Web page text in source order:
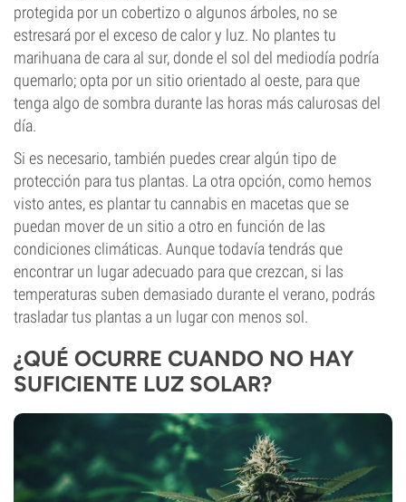
protegida por un cobertizo o algunos árboles, no se
estresará por el exceso de calor y luz. No plantes tu
marihuana de cara al sur, donde el sol del mediodía podría
quemarlo; opta por un sitio orientado al oeste, para que
tenga algo de sombra durante las horas más calurosas del
día.
Si es necesario, también puedes crear algún tipo de
protección para tus plantas. La otra opción, como hemos
visto antes, es plantar tu cannabis en macetas que se
puedan mover de un sitio a otro en función de las
condiciones climáticas. Aunque todavía tendrás que
encontrar un lugar adecuado para que crezcan, si las
temperaturas suben demasiado durante el verano, podrás
trasladar tus plantas a un lugar con menos sol.
¿QUÉ OCURRE CUANDO NO HAY
SUFICIENTE LUZ SOLAR?